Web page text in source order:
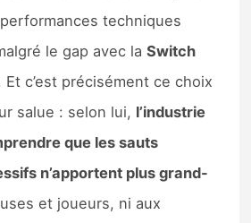
techniques
le gap avec laSwitch
Et c’est précisément ce choix
salue : selon lui, l’industrie
que les sauts
n’apportent plus grand-
et joueurs, ni aux